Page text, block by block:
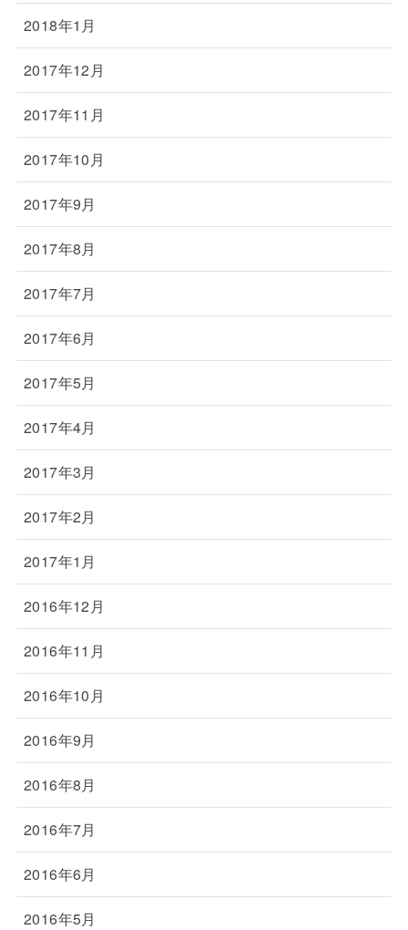
2018年1月
2017年12月
2017年11月
2017年10月
2017年9月
2017年8月
2017年7月
2017年6月
2017年5月
2017年4月
2017年3月
2017年2月
2017年1月
2016年12月
2016年11月
2016年10月
2016年9月
2016年8月
2016年7月
2016年6月
2016年5月